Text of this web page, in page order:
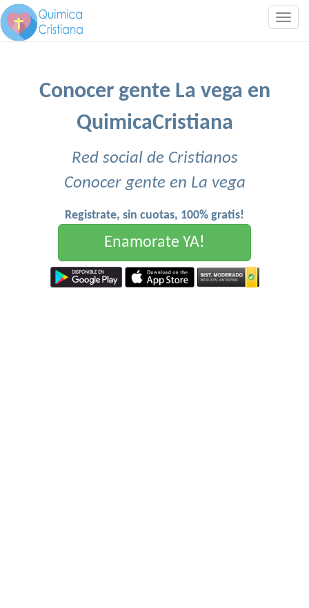
Conocer gente La vega en
QuimicaCristiana
Red social de Cristianos
Conocer gente en La vega
Registrate, sin cuotas, 100% gratis!
Enamorate YA!